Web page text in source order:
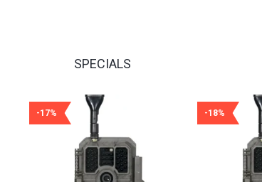
SPECIALS
-17% -18%